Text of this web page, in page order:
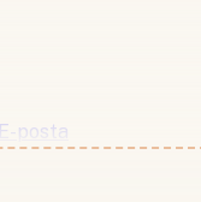
E-posta